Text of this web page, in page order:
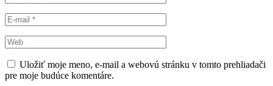
Uložiť moje meno, e-mail a webovú stránku v tomto prehliadači
pre moje budúce komentáre.